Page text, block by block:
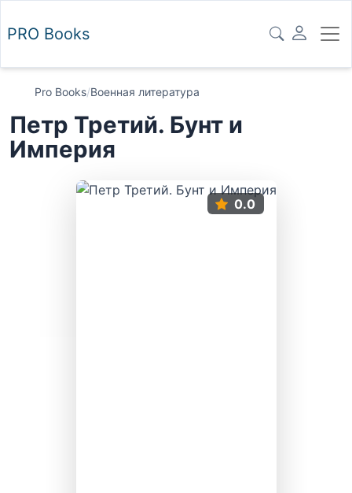
PRO Books
Pro Books/Военная литература
Петр Третий. Бунт и
Империя
0.0